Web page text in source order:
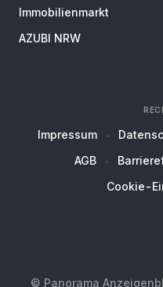
Immobilienmarkt
AZUBI NRW
Impressum
AGB
Cookie-
© Panorama